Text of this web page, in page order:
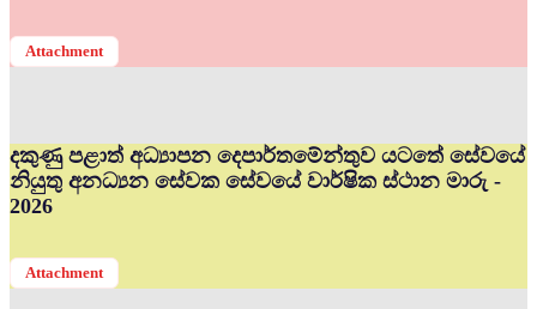
Attachment
දකුණු පළාත් අධ්‍යාපන දෙපාර්තමේන්තුව යටතේ සේවයේ
නියුතු අනධ්‍යන සේවක සේවයේ වාර්ෂික ස්ථාන මාරු -
2026
Attachment